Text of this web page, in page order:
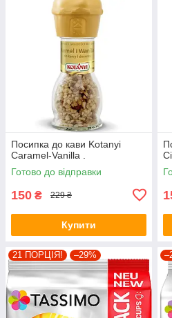
Посипка до кави Kotanyi
Caramel-Vanilla .
Готово до відправки
150 ₴ 229 ₴
Купити
21 ПОРЦІЯ! –29%